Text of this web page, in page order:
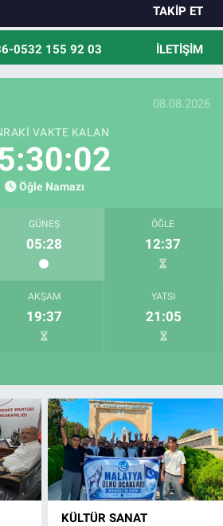
TAKIP ET
0532 155 92 03 İLETIŞIM
08.08.2026
VAKTE KALAN
Öğle Namazı
GÜNEŞ
05:28
ÖĞLE
12:37
AKŞAM
19:37
YATSI
21:05
KÜLTÜR SANAT